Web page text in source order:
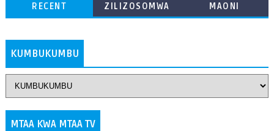
RECENT
ZILIZOSOMWA
MAONI
KUMBUKUMBU
MTAA KWA MTAA TV